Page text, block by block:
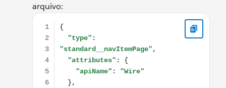
arquivo:
{ "type": "standard__navItemPage", "attributes": {